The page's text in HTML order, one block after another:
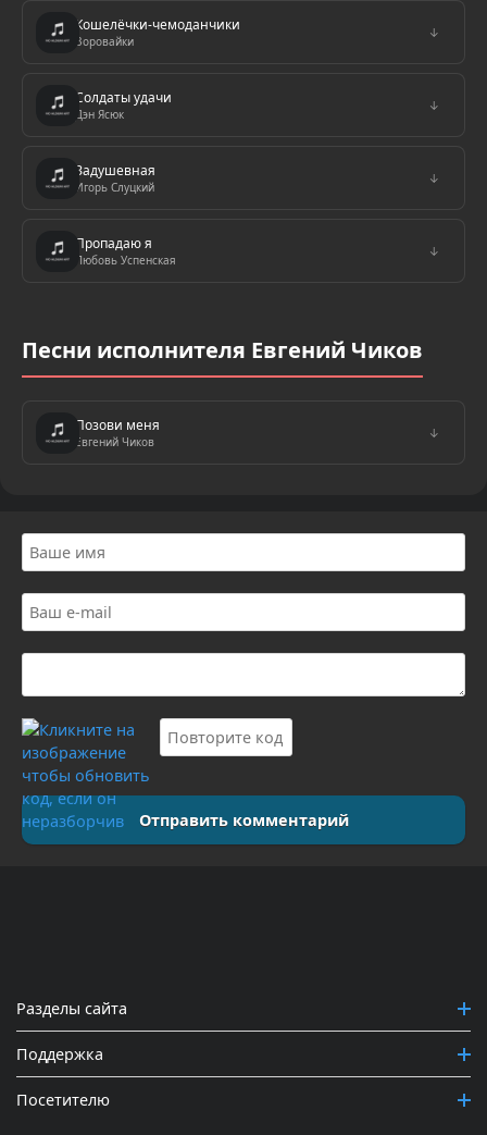
Кошелёчки-чемоданчики
Воровайки
↓
Солдаты удачи
Дэн Ясюк
↓
Задушевная
Игорь Слуцкий
↓
Пропадаю я
Любовь Успенская
↓
Песни исполнителя Евгений Чиков
Позови меня
Евгений Чиков
↓
Отправить комментарий
Разделы сайта
Поддержка
Посетителю